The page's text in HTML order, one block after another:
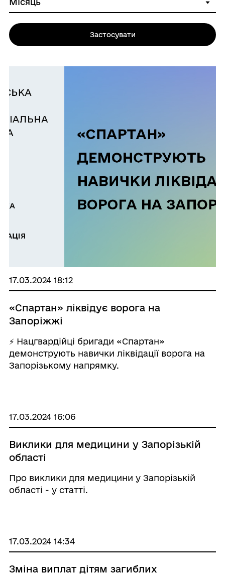
17.03.2024 18:12
«Спартан» ліквідує ворога на
Запоріжжі
⚡️ Нацгвардійці бригади «Спартан»
демонструють навички ліквідації ворога на
Запорізькому напрямку.
17.03.2024 16:06
Виклики для медицини у Запорізькій
області
Про виклики для медицини у Запорізькій
області - у статті.
17.03.2024 14:34
Зміна виплат дітям загиблих
Застосувати